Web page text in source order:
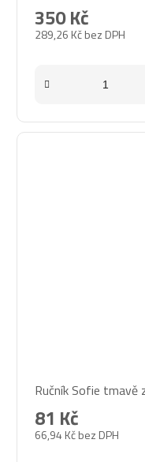
289,26 Kč bez DPH
350 Kč
Ručník Sofie tmavě
66,94 Kč bez DPH
81 Kč